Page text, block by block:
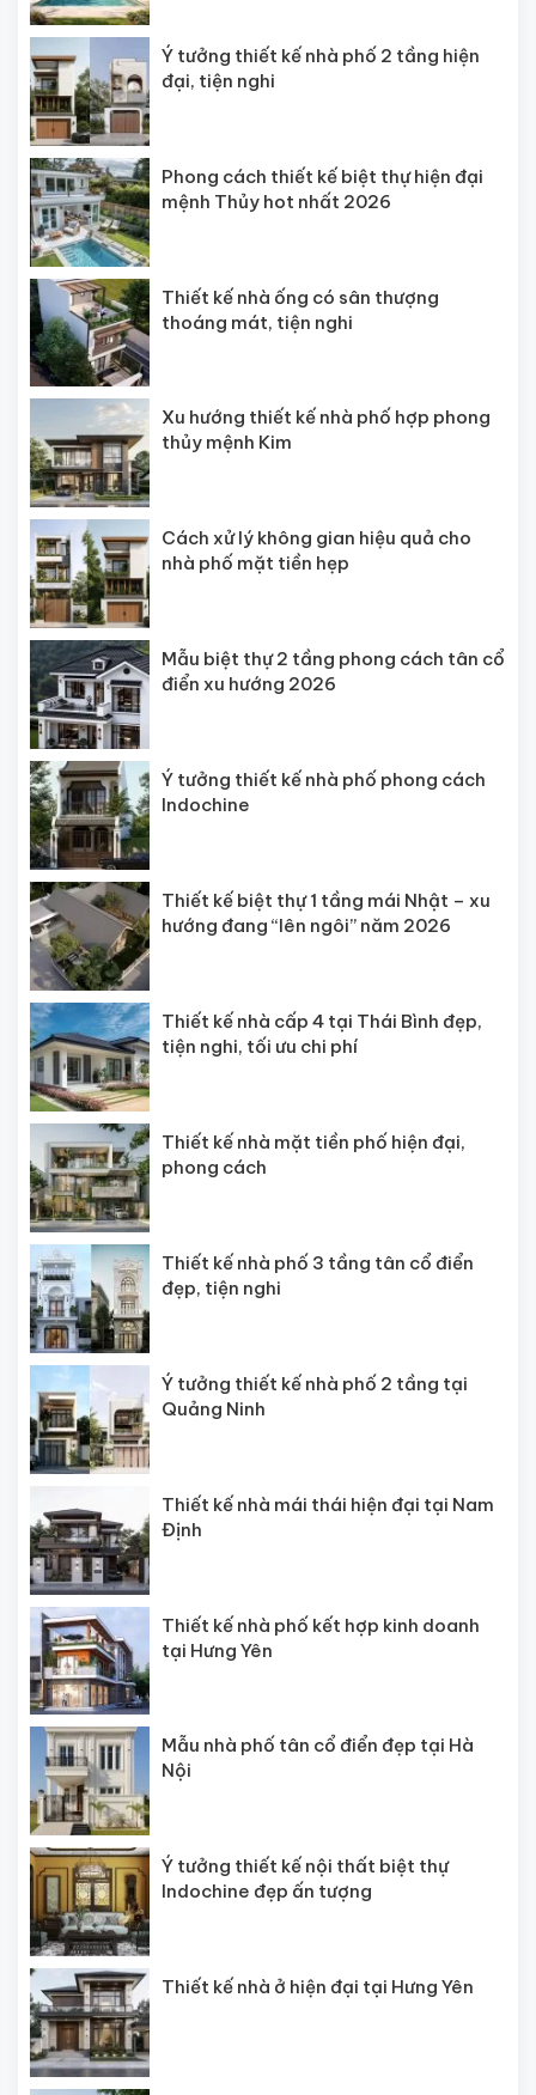
Ý tưởng thiết kế nhà phố 2 tầng hiện
đại, tiện nghi
Phong cách thiết kế biệt thự hiện đại
mệnh Thủy hot nhất 2026
Thiết kế nhà ống có sân thượng
thoáng mát, tiện nghi
Xu hướng thiết kế nhà phố hợp phong
thủy mệnh Kim
Cách xử lý không gian hiệu quả cho
nhà phố mặt tiền hẹp
Mẫu biệt thự 2 tầng phong cách tân cổ
điển xu hướng 2026
Ý tưởng thiết kế nhà phố phong cách
Indochine
Thiết kế biệt thự 1 tầng mái Nhật – xu
hướng đang “lên ngôi” năm 2026
Thiết kế nhà cấp 4 tại Thái Bình đẹp,
tiện nghi, tối ưu chi phí
Thiết kế nhà mặt tiền phố hiện đại,
phong cách
Thiết kế nhà phố 3 tầng tân cổ điển
đẹp, tiện nghi
Ý tưởng thiết kế nhà phố 2 tầng tại
Quảng Ninh
Thiết kế nhà mái thái hiện đại tại Nam
Định
Thiết kế nhà phố kết hợp kinh doanh
tại Hưng Yên
Mẫu nhà phố tân cổ điển đẹp tại Hà
Nội
Ý tưởng thiết kế nội thất biệt thự
Indochine đẹp ấn tượng
Thiết kế nhà ở hiện đại tại Hưng Yên